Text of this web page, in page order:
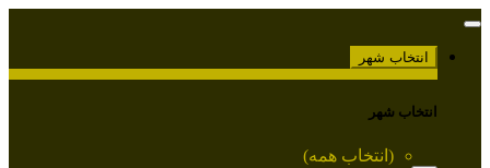
انتخاب شهر
انتخاب شهر
(انتخاب همه)